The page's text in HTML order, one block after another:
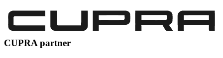
CUPRA partner